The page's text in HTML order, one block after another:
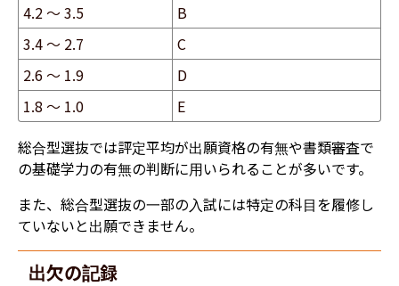
4.2 ～ 3.5
B
3.4 ～ 2.7
C
2.6 ～ 1.9
D
1.8 ～ 1.0
E
総合型選抜では評定平均が出願資格の有無や書類審査で
の基礎学力の有無の判断に用いられることが多いです。
また、総合型選抜の一部の入試には特定の科目を履修し
ていないと出願できません。
出欠の記録